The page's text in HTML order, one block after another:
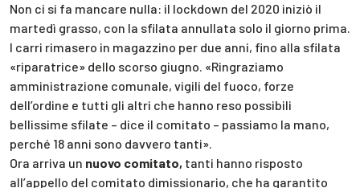
Non ci si fa mancare nulla: il lockdown del 2020 iniziò il
martedì grasso, con la sfilata annullata solo il giorno prima.
I carri rimasero in magazzino per due anni, fino alla sfilata
«riparatrice» dello scorso giugno. «Ringraziamo
amministrazione comunale, vigili del fuoco, forze
dell’ordine e tutti gli altri che hanno reso possibili
bellissime sfilate – dice il comitato – passiamo la mano,
perché 18 anni sono davvero tanti».
Ora arriva un nuovo comitato, tanti hanno risposto
all’appello del comitato dimissionario, che ha garantito